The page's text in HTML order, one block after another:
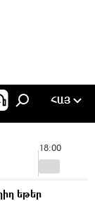
ՀԱՅ
18:00
եթեր